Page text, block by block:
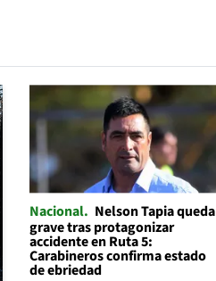
Nacional
Nelson Tapia queda
grave tras protagonizar
accidente en Ruta 5:
Carabineros confirma estado
de ebriedad